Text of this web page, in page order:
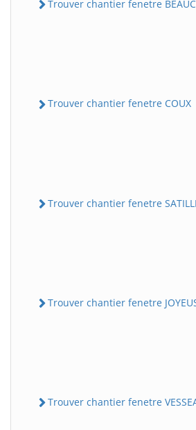
Trouver chantier fenetre
Trouver chantier fenetre COUX
Trouver chantier fenetre
Trouver chantier fenetre
Trouver chantier fenetre